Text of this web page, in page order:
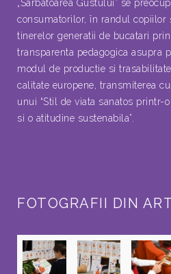
„Sarbatoarea Gustului” se
consumatorilor, în randul
tinerelor generatii de bucatari
transparenta pedagogica asupra
modul de productie si
calitate europene, transmiterea
unui “Stil de viata sanatos printr-
si o atitudine sustenabila”.
FOTOGRAFII DIN